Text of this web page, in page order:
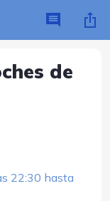
de